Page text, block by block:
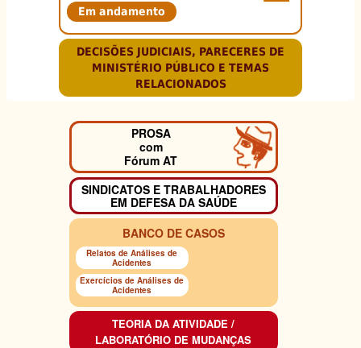
Em andamento
DECISÕES JUDICIAIS, PARECERES DE
MINISTÉRIO PÚBLICO E TEMAS
RELACIONADOS
PROSA
com
Fórum AT
SINDICATOS E TRABALHADORES
EM DEFESA DA SAÚDE
BANCO DE CASOS
Relatos de Análises de
Acidentes
Exercícios de Análises de
Acidentes
TEORIA DA ATIVIDADE /
LABORATÓRIO DE MUDANÇAS